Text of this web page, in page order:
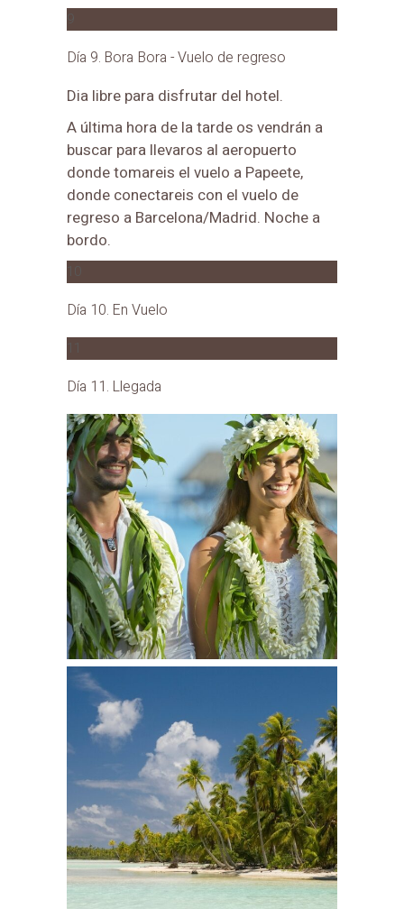
9
Día 9. Bora Bora - Vuelo de regreso
Dia libre para disfrutar del hotel.
A última hora de la tarde os vendrán a
buscar para llevaros al aeropuerto
donde tomareis el vuelo a Papeete,
donde conectareis con el vuelo de
regreso a Barcelona/Madrid. Noche a
bordo.
Día 10. En Vuelo
Día 11. Llegada